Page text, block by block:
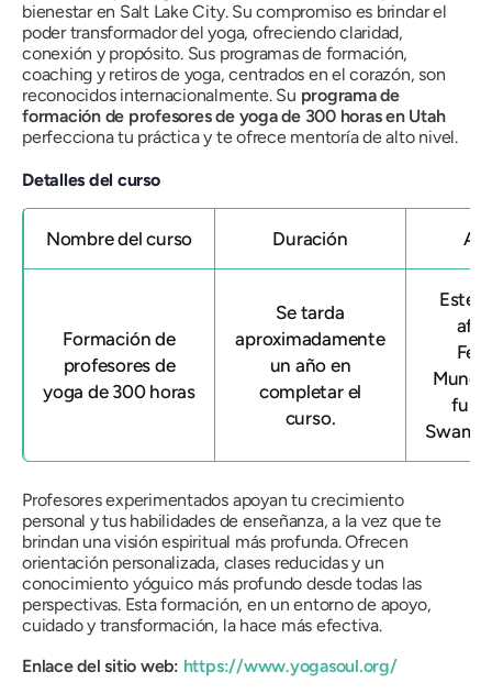
bienestar en Salt Lake City. Su compromiso es brindar el
poder transformador del yoga, ofreciendo claridad,
conexión y propósito. Sus programas de formación,
coaching y retiros de yoga, centrados en el corazón, son
reconocidos internacionalmente. Su programa de
formación de profesores de yoga de 300 horasen Utah
perfecciona tu práctica y te ofrece mentoría de alto nivel.
Detalles del curso
Nombre del curso Duración
Formación de
profesores de
yoga de 300 horas
Se tarda
aproximadamente
un año en
completar el
curso.
Este
Swami
Profesores experimentados apoyan tu crecimiento
personal y tus habilidades de enseñanza, a la vez que te
brindan una visión espiritual más profunda. Ofrecen
orientación personalizada, clases reducidas y un
conocimiento yóguico más profundo desde todas las
perspectivas. Esta formación, en un entorno de apoyo,
cuidado y transformación, la hace más efectiva.
Enlace del sitio web: https://www.yogasoul.org/